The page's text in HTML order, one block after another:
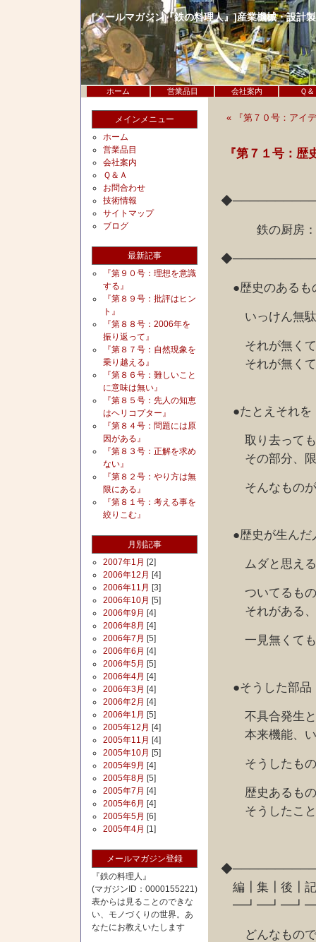
[メールマガジン『鉄の料理人』]産業機械・設計
ホーム 営業品目 会社案内 Ｑ
メインメニュー
ホーム
営業品目
会社案内
Ｑ＆Ａ
お問合わせ
技術情報
サイトマップ
ブログ
最新記事
『第９０号：理想を意識
する』
『第８９号：批評はヒン
ト』
『第８８号：2006年を
振り返って』
『第８７号：自然現象を
乗り越える』
『第８６号：難しいこと
に意味は無い』
『第８５号：先人の知恵
はヘリコプター』
『第８４号：問題には原
因がある』
『第８３号：正解を求め
ない』
『第８２号：やり方は無
限にある』
『第８１号：考える事を
絞りこむ』
月別記事
2007年1月 [2]
2006年12月 [4]
2006年11月 [3]
2006年10月 [5]
2006年9月 [4]
2006年8月 [4]
2006年7月 [5]
2006年6月 [4]
2006年5月 [5]
2006年4月 [4]
2006年3月 [4]
2006年2月 [4]
2006年1月 [5]
2005年12月 [4]
2005年11月 [4]
2005年10月 [5]
2005年9月 [4]
2005年8月 [5]
2005年7月 [4]
2005年6月 [4]
2005年5月 [6]
2005年4月 [1]
メールマガジン登録
『鉄の料理人』
(マガジンID：0000155221)
表からは見ることのできな
い、モノづくりの世界。あ
なたにお教えいたします
« 『第７０号：アイ
『第７１号：歴
鉄の厨房：
●歴史のあるも
いっけん無駄
それが無くて
それが無くて
●たとえそれを
取り去っても
その部分、限
そんなものが
●歴史が生んだ
ムダと思える
ついてるもの
それがある、
一見無くても
●そうした部品
不具合発生と
本来機能、い
そうしたもの
歴史あるもの
そうしたこと
編┃集┃後┃
どんなもので